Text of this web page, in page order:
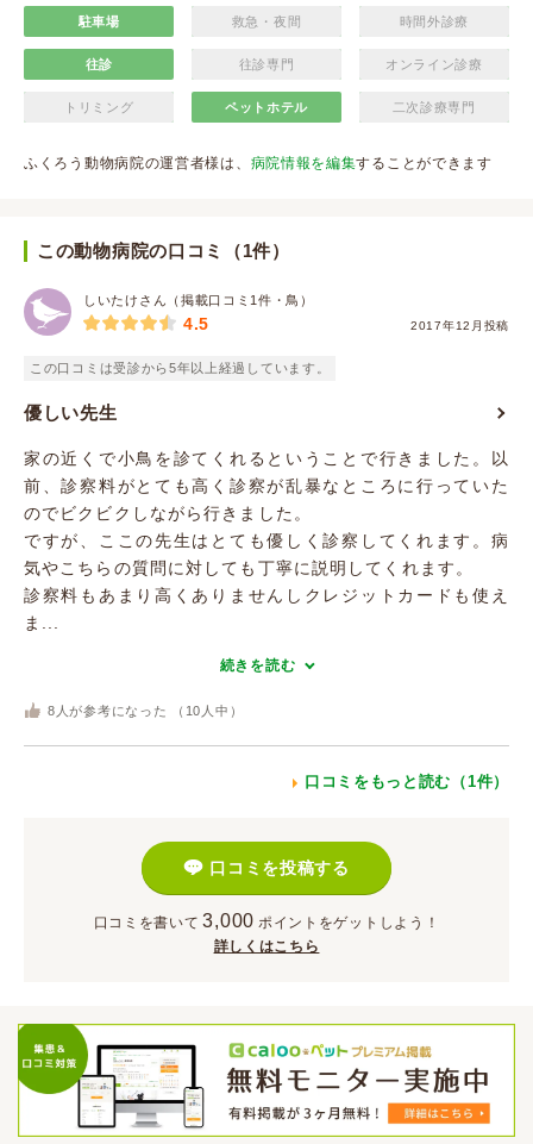
駐車場 救急・夜間 時間外診療
往診 往診専門 オンライン診療
トリミング ペットホテル 二次診療専門
ふくろう動物病院の運営者様は、 病院情報を編集することができます
この動物病院の口コミ（1件）
しいたけさん（掲載口コミ1件・鳥）
2017年12月投稿
4.5
この口コミは受診から5年以上経過しています。
優しい先生
家の近くで小鳥を診てくれるということで行きました。以
前、診察料がとても高く診察が乱暴なところに行っていた
のでビクビクしながら行きました。
ですが、ここの先生はとても優しく診察してくれます。病
気やこちらの質問に対しても丁寧に説明してくれます。
診察料もあまり高くありませんしクレジットカードも使え
ま...
続きを読む
8 人が参考になった （ 10 人中）
口コミをもっと読む（1件）
口コミを投稿する
口コミを書いて 3,000 ポイント をゲットしよう！
詳しくはこちら